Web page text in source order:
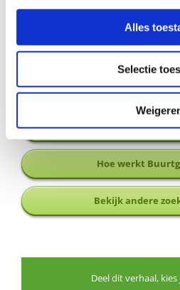
Alles
Selectie
Dan kun je contact opnemen
sanne@buurtgezinnen.nlof
82043656.
Aanmelden als
Hoe werkt
Bekijk andere
Deel dit verhaal,